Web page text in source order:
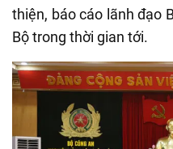
thiện, báo cáo lãnh đạo
Bộ trong thời gian tới.